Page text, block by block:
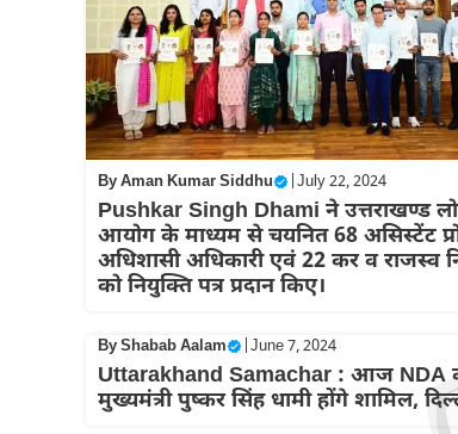
ByAman Kumar Siddhu July 22, 2024
Pushkar Singh Dhami ने उत्तराखण्ड
आयोग के माध्यम से चयनित 68 असिस्टेंट
अधिशासी अधिकारी एवं 22 कर व राजस्व
को नियुक्ति पत्र प्रदान किए।
ByShabab Aalam June 7, 2024
Uttarakhand Samachar : आज NDA
मुख्यमंत्री पुष्कर सिंह धामी होंगे शामिल,